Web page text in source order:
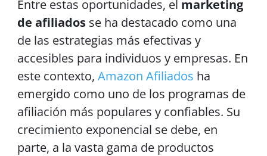
Entre estas oportunidades, el marketing
de afiliados se ha destacado como una
de las estrategias más efectivas y
accesibles para individuos y empresas. En
este contexto,Amazon Afiliados ha
emergido como uno de los programas de
afiliación más populares y confiables. Su
crecimiento exponencial se debe, en
parte, a la vasta gama de productos